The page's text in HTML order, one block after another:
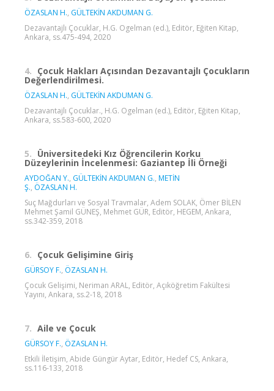
ÖZASLAN H., GÜLTEKİN AKDUMAN G.
Dezavantajlı Çocuklar, H.G. Ogelman (ed.), Editör, Eğiten Kitap,
Ankara, ss.475-494, 2020
4. Çocuk Hakları Açısından Dezavantajlı Çocukların
Değerlendirilmesi.
ÖZASLAN H., GÜLTEKİN AKDUMAN G.
Dezavantajlı Çocuklar., H.G. Ogelman (ed.), Editör, Eğiten Kitap,
Ankara, ss.583-600, 2020
5. Üniversitedeki Kız Öğrencilerin Korku
Düzeylerinin İncelenmesi: Gaziantep İli Örneği
AYDOĞAN Y., GÜLTEKİN AKDUMAN G., METİN
Ş., ÖZASLAN H.
Suç Mağdurları ve Sosyal Travmalar, Adem SOLAK, Ömer BİLEN
Mehmet Şamil GÜNEŞ, Mehmet GÜR, Editör, HEGEM, Ankara,
ss.342-359, 2018
6. Çocuk Gelişimine Giriş
GÜRSOY F., ÖZASLAN H.
Çocuk Gelişimi, Neriman ARAL, Editör, Açıköğretim Fakültesi
Yayını, Ankara, ss.2-18, 2018
7. Aile ve Çocuk
GÜRSOY F., ÖZASLAN H.
Etkili İletişim, Abide Güngür Aytar, Editör, Hedef CS, Ankara,
ss.116-133, 2018